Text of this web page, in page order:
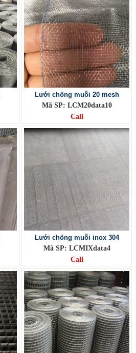
Lưới chống muỗi 20 mesh
Mã SP: LCM20data10
Call
Lưới chống muỗi inox 304
Mã SP: LCMIXdata4
Call